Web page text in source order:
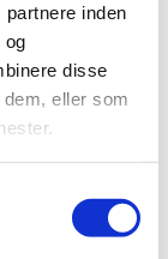
inden
og
disse
eller som
Maja
Michelle.